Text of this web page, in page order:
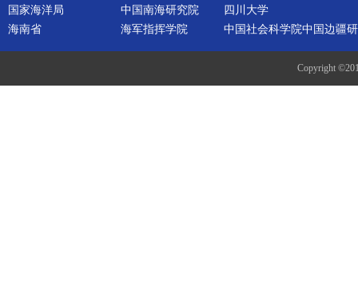
国家海洋局
海南省
中国南海研究院
四川大学
海军指挥学院
中国社会科学院中国边疆
Copyright